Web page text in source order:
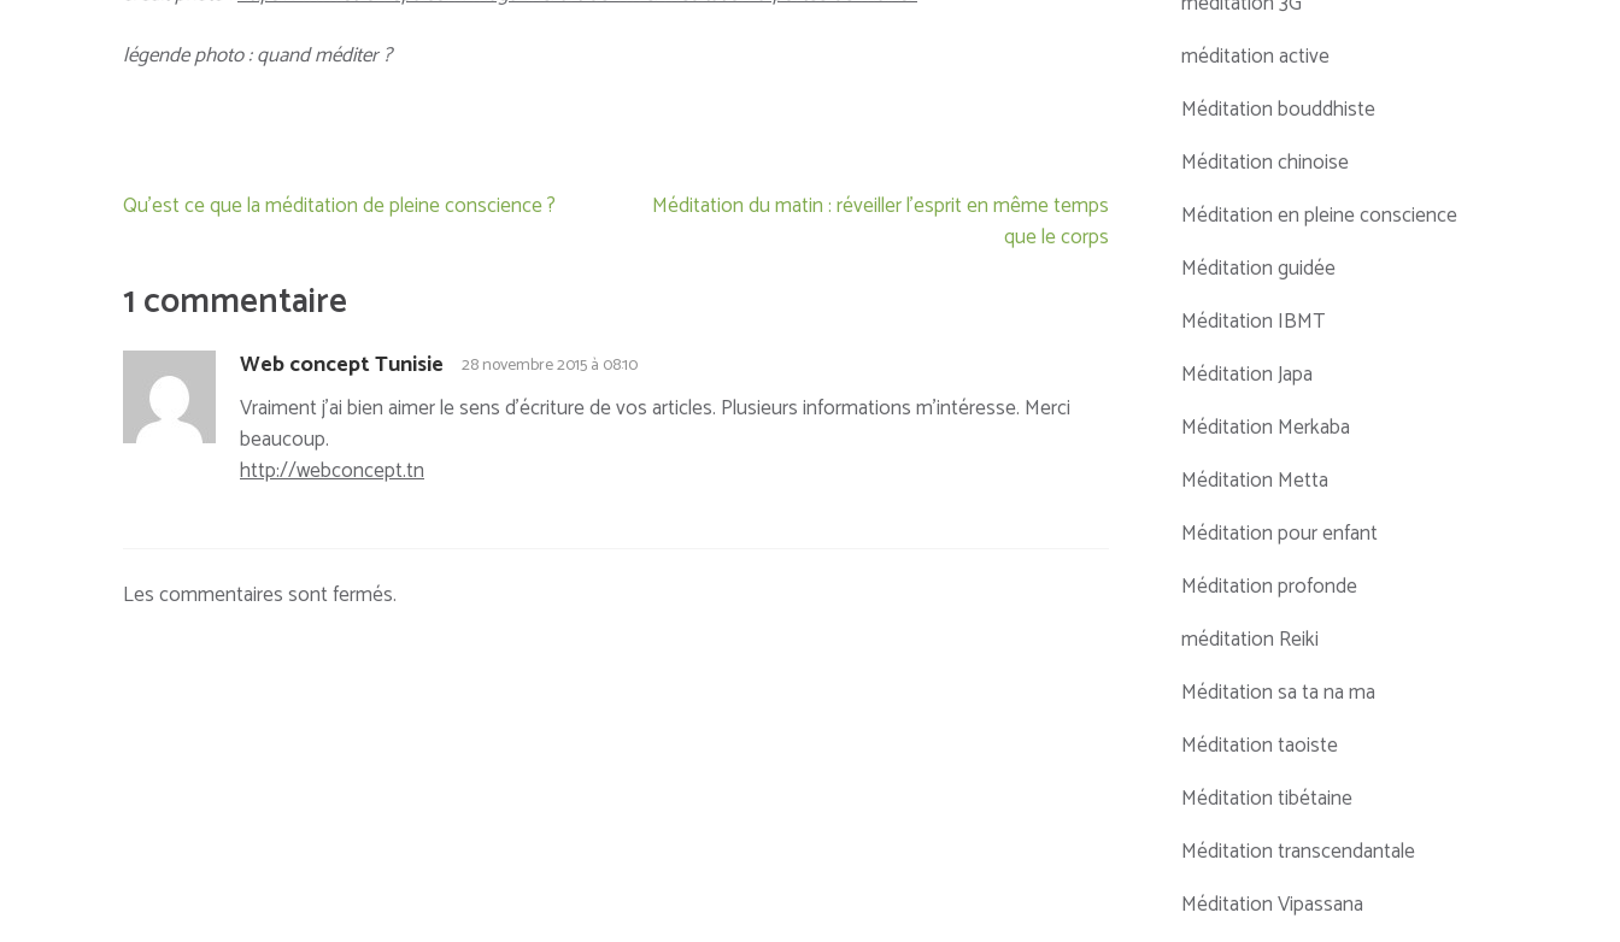
légende photo : quand méditer ?
Navigation
Qu’est ce que la méditation de pleine conscience ?
Méditation du matin : réveiller l’esprit en même temps
que le corps
1 commentaire
Web concept Tunisie 28 novembre 2015 à 08:10
Vraiment j’ai bien aimer le sens d’écriture de vos articles. Plusieurs informations m’intéresse. Merci
beaucoup.
http://webconcept.tn
Les commentaires sont fermés.
méditation active
Méditation bouddhiste
Méditation chinoise
Méditation en pleine conscience
Méditation guidée
Méditation IBMT
Méditation Japa
Méditation Merkaba
Méditation Metta
Méditation pour enfant
Méditation profonde
méditation Reiki
Méditation sa ta na ma
Méditation taoiste
Méditation tibétaine
Méditation transcendantale
Méditation Vipassana